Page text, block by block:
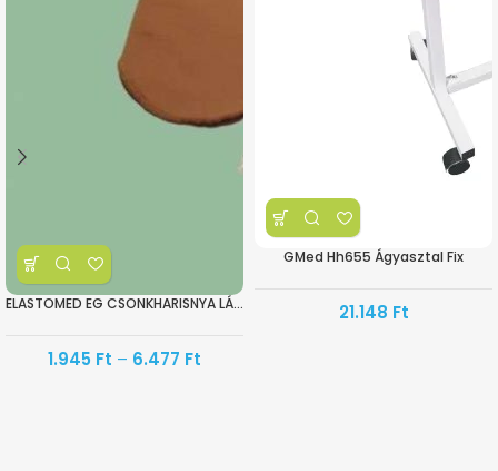
ELASTOMED EG CSONKHARISNYA LÁBSZÁRCSONKRA II. KOMPRESSZIÓOSZTÁLY
1.945 Ft – 6.477 Ft
GMed Hh655 Ágyasztal Fix
21.148 Ft